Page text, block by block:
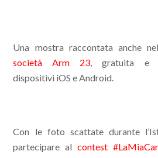
Una mostra raccontata anche
società Arm 23 , gratuita e
dispositivi iOS e Android.
Con le foto scattate durante
partecipare alcontest